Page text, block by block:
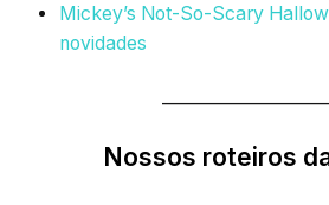
Mickey’s Not-So-Scary
novidades
Nossos roteiros